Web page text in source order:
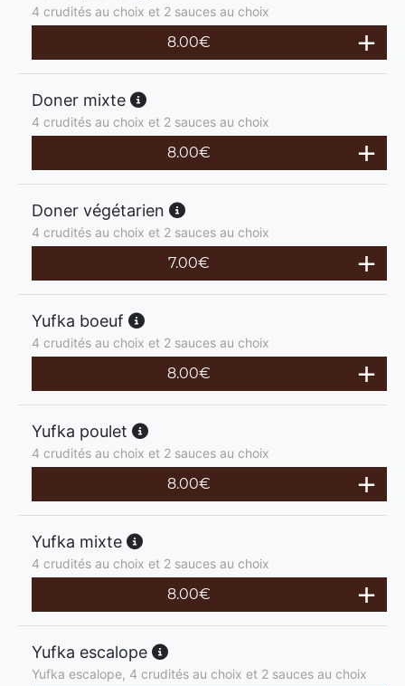
4 crudités au choix et 2 sauces au choix
8.00€
Doner mixte
4 crudités au choix et 2 sauces au choix
8.00€
Doner végétarien
4 crudités au choix et 2 sauces au choix
7.00€
Yufka boeuf
4 crudités au choix et 2 sauces au choix
8.00€
Yufka poulet
4 crudités au choix et 2 sauces au choix
8.00€
Yufka mixte
4 crudités au choix et 2 sauces au choix
8.00€
Yufka escalope
Yufka escalope, 4 crudités au choix et 2 sauces au choix